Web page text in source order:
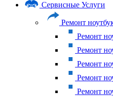
Сервисные Услуги
Ремонт
Ремонт
Ремонт
Ремонт
Ремонт
Ремонт